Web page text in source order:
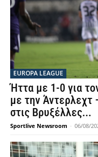
EUROPA LEAGUE
Ήττα με 1-0 για
με την Άντερλεχτ
στις Βρυξέλλες...
Sportlive Newsroom - 06/08/